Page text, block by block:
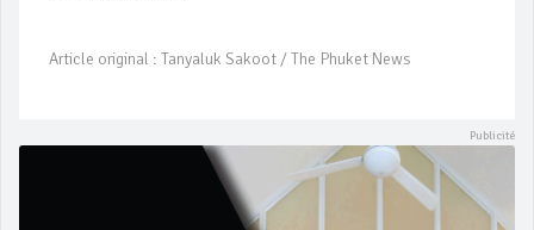
Article original : Tanyaluk Sakoot / The Phuket News